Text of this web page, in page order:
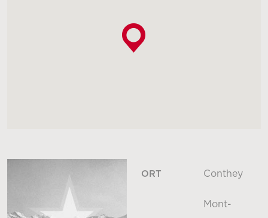
ORT Conthey
Mont-